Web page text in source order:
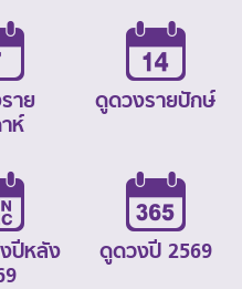
าย
ห์
ดูดวงรายปักษ์
ปีหลัง
ดูดวงปี 2569